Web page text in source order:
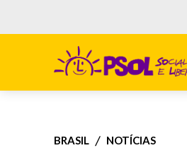
BRASIL NOTÍCIAS